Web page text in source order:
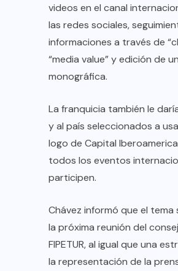
videos en el canal
las redes sociales,
informaciones a través de
“media value” y edición de
monográfica.
La franquicia también le
y al país seleccionados a
logo de Capital
todos los eventos
participen.
Chávez informó que el
la próxima reunión del
FIPETUR, al igual que una
la representación de la